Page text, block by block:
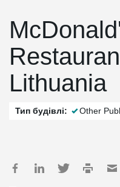
Lithuania
Тип будівлі: Other